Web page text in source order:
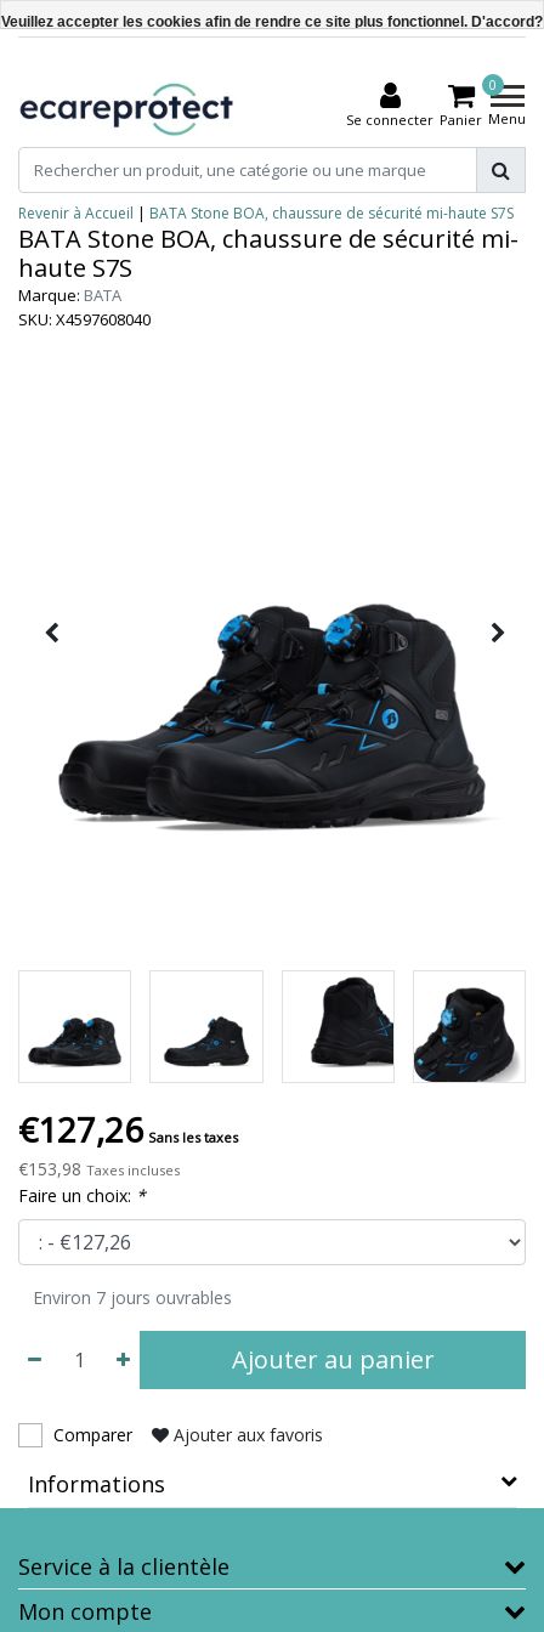
Se connecter
0
Panier Menu
Revenir à Accueil | BATA Stone BOA, chaussure de sécurité mi-haute S7S
BATA Stone BOA, chaussure de sécurité mi-
haute S7S
Marque: BATA
SKU: X4597608040
€127,26 Sans les taxes
€153,98 Taxes incluses
Faire un choix: *
Environ 7 jours ouvrables
Ajouter au panier
Comparer Ajouter aux favoris
Informations
Service à la clientèle
Mon compte
Veuillez accepter les cookies afin de rendre ce site plus fonctionnel. D'accord?